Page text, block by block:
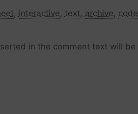
, interactive, text, archive, code
in the comment text will be